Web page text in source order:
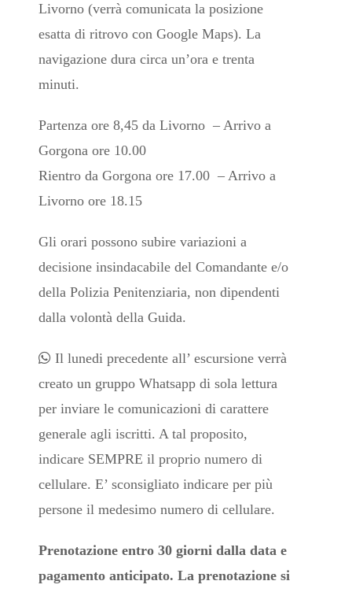
Livorno (verrà comunicata la posizione
esatta di ritrovo con Google Maps). La
navigazione dura circa un’ora e trenta
minuti.
Partenza ore 8,45 da Livorno – Arrivo a
Gorgona ore 10.00
Rientro da Gorgona ore 17.00 – Arrivo a
Livorno ore 18.15
Gli orari possono subire variazioni a
decisione insindacabile del Comandante e/o
della Polizia Penitenziaria, non dipendenti
dalla volontà della Guida.
Il lunedi precedente all’ escursione verrà
creato un gruppo Whatsapp di sola lettura
per inviare le comunicazioni di carattere
generale agli iscritti. A tal proposito,
indicare SEMPRE il proprio numero di
cellulare. E’ sconsigliato indicare per più
persone il medesimo numero di cellulare.
Prenotazione entro 30 giorni dalla data e
pagamento anticipato. La prenotazione si